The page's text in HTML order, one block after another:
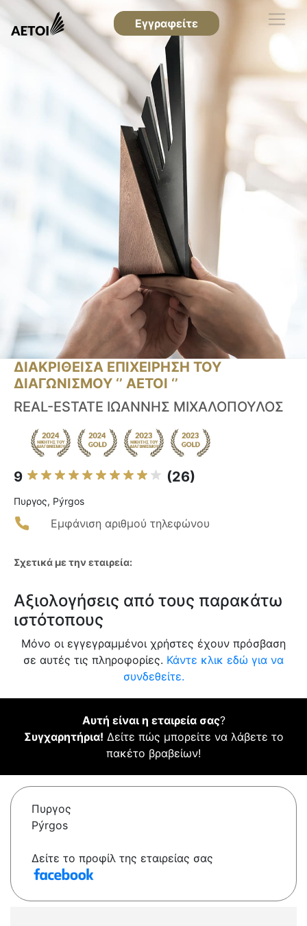
Εγγραφείτε
ΔΙΑΚΡΙΘΕΙΣΑ ΕΠΙΧΕΙΡΗΣΗ ΤΟΥ
ΔΙΑΓΩΝΙΣΜΟΥ ‘’ ΑΕΤΟΙ ‘’
REAL-ESTATE ΙΩΑΝΝΗΣ ΜΙΧΑΛΟΠΟΥΛΟΣ
9 (26)
Πυργος, Pýrgos
Εμφάνιση αριθμού τηλεφώνου
Σχετικά με την εταιρεία:
Αξιολογήσεις από τους παρακάτω
ιστότοπους
Μόνο οι εγγεγραμμένοι χρήστες έχουν πρόσβαση
σε αυτές τις πληροφορίες. Κάντε κλικ εδώ για να
συνδεθείτε.
Αυτή είναι η εταιρεία σας?
Συγχαρητήρια! Δείτε πώς μπορείτε να λάβετε το
πακέτο βραβείων!
Πυργος
Pýrgos
Δείτε το προφίλ της εταιρείας σας